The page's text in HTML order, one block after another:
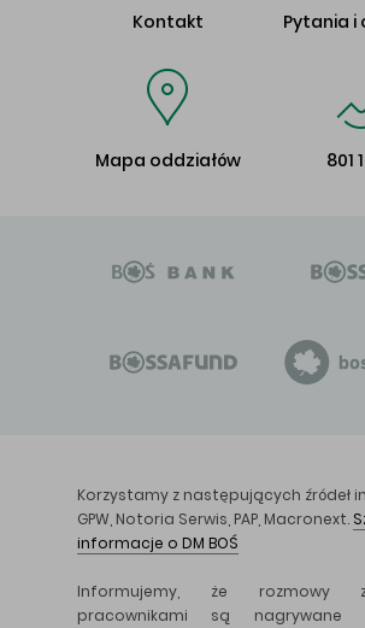
Kontakt Pytania i
Mapa oddziałów 801
Korzystamy z następujących źródeł
GPW, Notoria Serwis, PAP, Macronext.
informacje o DM BOŚ
Informujemy, że rozmowy
pracownikami są nagrywane